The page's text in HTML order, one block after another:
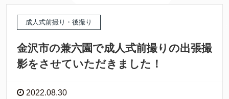
成人式前撮り・後撮り
金沢市の兼六園で成人式前撮りの出張撮
影をさせていただきました！
2022.08.30